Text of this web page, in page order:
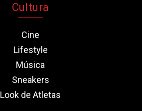
Cultura
Cine
Lifestyle
Música
Sneakers
Look de Atletas